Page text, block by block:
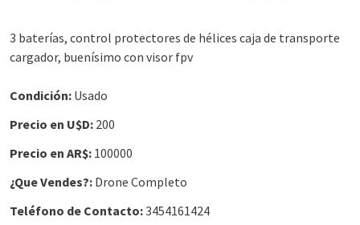
3 baterías, control protectores de hélices caja de transporte
cargador, buenísimo con visor fpv
Condición: Usado
Precio en U$D: 200
Precio en AR$: 100000
¿Que Vendes?: Drone Completo
Teléfono de Contacto:3454161424